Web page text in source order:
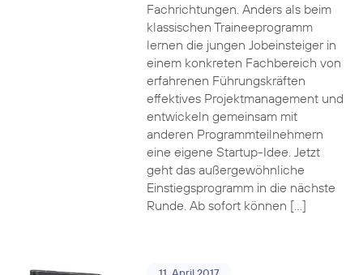
Fachrichtungen. Anders als beim
klassischen Traineeprogramm
lernen die jungen Jobeinsteiger in
einem konkreten Fachbereich von
erfahrenen Führungskräften
effektives Projektmanagement und
entwickeln gemeinsam mit
anderen Programmteilnehmern
eine eigene Startup-Idee. Jetzt
geht das außergewöhnliche
Einstiegsprogramm in die nächste
Runde. Ab sofort können […]